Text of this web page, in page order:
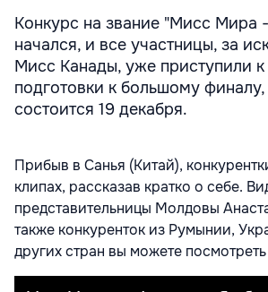
Конкурс на звание "Мисс Мира
начался, и все участницы, за
Мисс Канады, уже приступили к
подготовки к большому
состоится 19 декабря.
Прибыв в Санья (Китай),
клипах, рассказав кратко о себе.
представительницы Молдовы
также конкуренток из Румынии,
других стран вы можете